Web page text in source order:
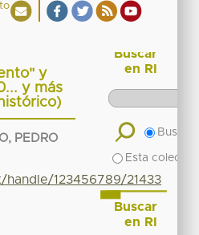
y
y más
PEDRO
handle/123456789/21433
Buscar
en RI
Buscar
Esta
Buscar
en RI